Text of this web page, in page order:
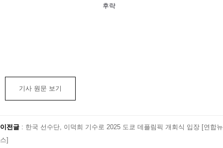
후략
기사 원문 보기
이전글 : 한국 선수단, 이덕희 기수로 2025 도쿄 데플림픽 개회식 입장 [연합뉴
스]